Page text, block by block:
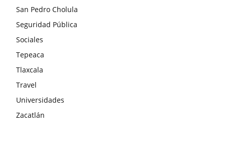
San Pedro Cholula
Seguridad Pública
Sociales
Tepeaca
Tlaxcala
Travel
Universidades
Zacatlán